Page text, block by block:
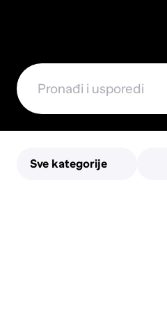
Sve kategorije